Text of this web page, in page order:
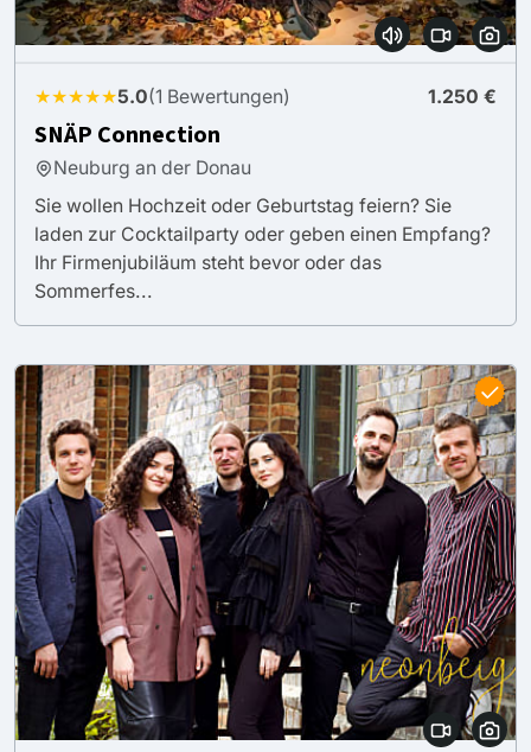
★★★★★5.0(1 Bewertungen) 1.250 €
SNÄP Connection
Neuburg an der Donau
Sie wollen Hochzeit oder Geburtstag feiern? Sie
laden zur Cocktailparty oder geben einen Empfang?
Ihr Firmenjubiläum steht bevor oder das
Sommerfes...